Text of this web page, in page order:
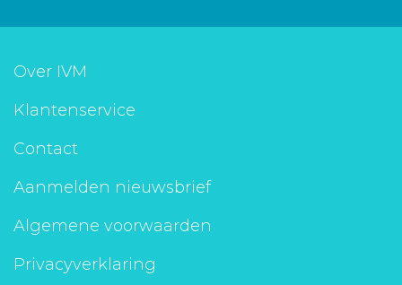
Over IVM
Klantenservice
Contact
Aanmelden nieuwsbrief
Algemene voorwaarden
Privacyverklaring